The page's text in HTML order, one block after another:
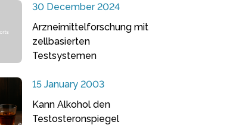
30 December 2024
Arzneimittelforschung mit
zellbasierten
Testsystemen
15 January 2003
Kann Alkohol den
Testosteronspiegel